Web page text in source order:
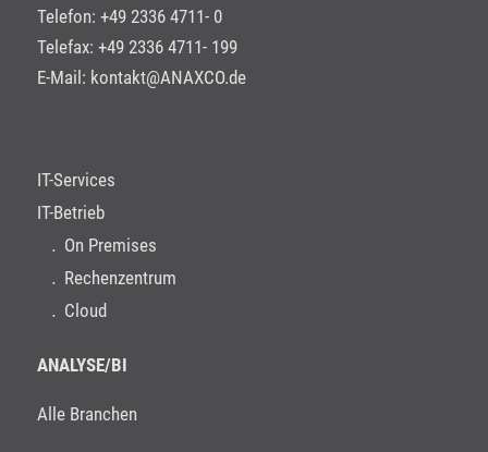
Telefon: +49 2336 4711- 0
Telefax: +49 2336 4711- 199
E-Mail: kontakt@ANAXCO.de
IT-Services
IT-Betrieb
On Premises
Rechenzentrum
Cloud
ANALYSE/BI
Alle Branchen